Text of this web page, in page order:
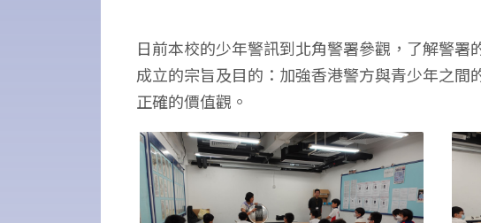
日前本校的少年警訊到北角警署參觀，了解警
成立的宗旨及目的：加強香港警方與青少年之
正確的價值觀。